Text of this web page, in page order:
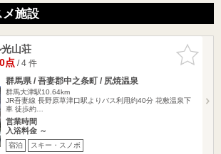
施設
お気に入
りに追加
山荘
点/ 4 件
群馬県 / 吾妻郡中之条町 / 尻焼温泉
群馬大津駅10.64km
JR吾妻線 長野原草津口駅よりバス利用約40分 花敷温泉下
車 徒歩約…
営業時間
入浴料金 ～
宿泊 スキー・スノボ